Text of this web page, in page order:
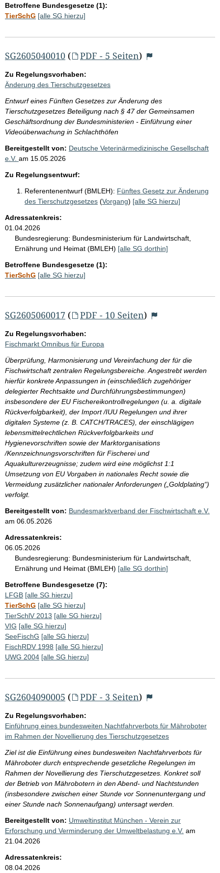
Betroffene Bundesgesetze (1):
TierSchG [alle SG hierzu]
SG2605040010 ( PDF - 5 Seiten)
Zu Regelungsvorhaben:
Änderung des Tierschutzgesetzes
Entwurf eines Fünften Gesetzes zur Änderung des
Tierschutzgesetzes Beteiligung nach § 47 der Gemeinsamen
Geschäftsordnung der Bundesministerien - Einführung einer
Videoüberwachung in Schlachthöfen
Bereitgestellt von: Deutsche Veterinärmedizinische Gesellschaft
e.V. am 15.05.2026
Zu Regelungsentwurf:
Referentenentwurf (BMLEH): Fünftes Gesetz zur Änderung
des Tierschutzgesetzes (Vorgang) [alle SG hierzu]
Adressatenkreis:
01.04.2026
Bundesregierung: Bundesministerium für Landwirtschaft,
Ernährung und Heimat (BMLEH) [alle SG dorthin]
Betroffene Bundesgesetze (1):
TierSchG [alle SG hierzu]
SG2605060017 ( PDF - 10 Seiten)
Zu Regelungsvorhaben:
Fischmarkt Omnibus für Europa
Überprüfung, Harmonisierung und Vereinfachung der für die
Fischwirtschaft zentralen Regelungsbereiche. Angestrebt werden
hierfür konkrete Anpassungen in (einschließlich zugehöriger
delegierter Rechtsakte und Durchführungsbestimmungen)
insbesondere der EU Fischereikontrollregelungen (u. a. digitale
Rückverfolgbarkeit), der Import /IUU Regelungen und ihrer
digitalen Systeme (z. B. CATCH/TRACES), der einschlägigen
lebensmittelrechtlichen Rückverfolgbarkeits und
Hygienevorschriften sowie der Marktorganisations
/Kennzeichnungsvorschriften für Fischerei und
Aquakulturerzeugnisse; zudem wird eine möglichst 1:1
Umsetzung von EU Vorgaben in nationales Recht sowie die
Vermeidung zusätzlicher nationaler Anforderungen („Goldplating“)
verfolgt.
Bereitgestellt von: Bundesmarktverband der Fischwirtschaft e.V.
am 06.05.2026
Adressatenkreis:
06.05.2026
Bundesregierung: Bundesministerium für Landwirtschaft,
Ernährung und Heimat (BMLEH) [alle SG dorthin]
Betroffene Bundesgesetze (7):
LFGB [alle SG hierzu]
TierSchG [alle SG hierzu]
TierSchlV 2013 [alle SG hierzu]
VIG [alle SG hierzu]
SeeFischG [alle SG hierzu]
FischRDV 1998 [alle SG hierzu]
UWG 2004 [alle SG hierzu]
SG2604090005 ( PDF - 3 Seiten)
Zu Regelungsvorhaben:
Einführung eines bundesweiten Nachtfahrverbots für Mähroboter
im Rahmen der Novellierung des Tierschutzgesetzes
Ziel ist die Einführung eines bundesweiten Nachtfahrverbots für
Mähroboter durch entsprechende gesetzliche Regelungen im
Rahmen der Novellierung des Tierschutzgesetzes. Konkret soll
der Betrieb von Mährobotern in den Abend- und Nachtstunden
(insbesondere zwischen einer Stunde vor Sonnenuntergang und
einer Stunde nach Sonnenaufgang) untersagt werden.
Bereitgestellt von: Umweltinstitut München - Verein zur
Erforschung und Verminderung der Umweltbelastung e.V. am
21.04.2026
Adressatenkreis:
08.04.2026